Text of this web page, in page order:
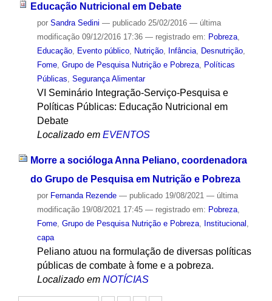
Educação Nutricional em Debate
por Sandra Sedini — publicado25/02/2016 — última
modificação09/12/2016 17:36 — registrado em: Pobreza,
Educação, Evento público, Nutrição, Infância, Desnutrição,
Fome, Grupo de Pesquisa Nutrição e Pobreza, Políticas
Públicas Segurança Alimentar
VI Seminário Integração-Serviço-Pesquisa e
Políticas Públicas: Educação Nutricional em
Debate
Localizado em EVENTOS
Morre a socióloga Anna Peliano, coordenadora
do Grupo de Pesquisa em Nutrição e Pobreza
por Fernanda Rezende — publicado19/08/2021 — última
modificação19/08/2021 17:45 — registrado em: Pobreza,
Fome, Grupo de Pesquisa Nutrição e Pobreza, Institucional ,
capa
Peliano atuou na formulação de diversas políticas
públicas de combate à fome e a pobreza.
Localizado em NOTÍCIAS